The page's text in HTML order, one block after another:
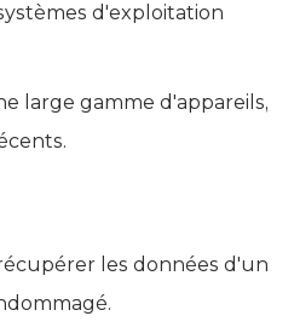
d'exploitation
large gamme d'appareils,
les données d'un